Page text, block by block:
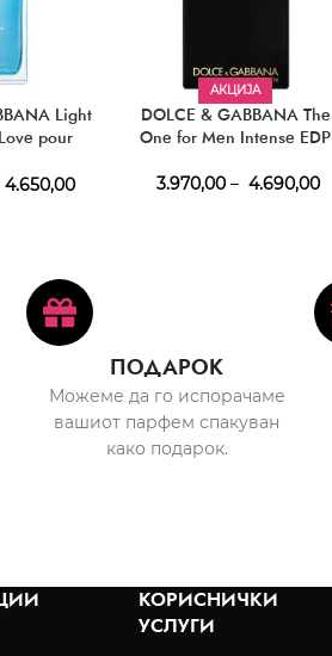
Light
pour
4.650,00
АКЦИЈА
DOLCE & GABBANA The
One for Men Intense EDP
3.970,00 – 4.690,00
ПОДАРОК
Можеме да го испорачаме
вашиот парфем спакуван
како подарок.
КОРИСНИЧКИ
УСЛУГИ